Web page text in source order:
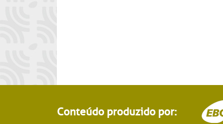
Conteúdo produzido por: